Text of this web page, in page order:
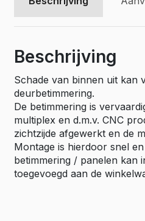
Beschrijving
Schade van binnen uit kan
deurbetimmering.
De betimmering is
multiplex en d.m.v. CNC
zichtzijde afgewerkt en de
Montage is hierdoor snel
betimmering / panelen kan
toegevoegd aan de